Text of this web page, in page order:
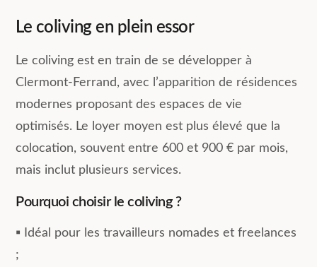
Le coliving en plein essor
Le coliving est en train de se développer à
Clermont-Ferrand, avec l’apparition de résidences
modernes proposant des espaces de vie
optimisés. Le loyer moyen est plus élevé que la
colocation, souvent entre 600 et 900 € par mois,
mais inclut plusieurs services.
Pourquoi choisir le coliving ?
▪︎ Idéal pour les travailleurs nomades et freelances
;